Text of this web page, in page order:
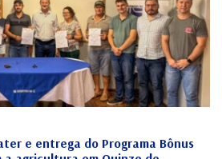
e entrega do Programa Bônus